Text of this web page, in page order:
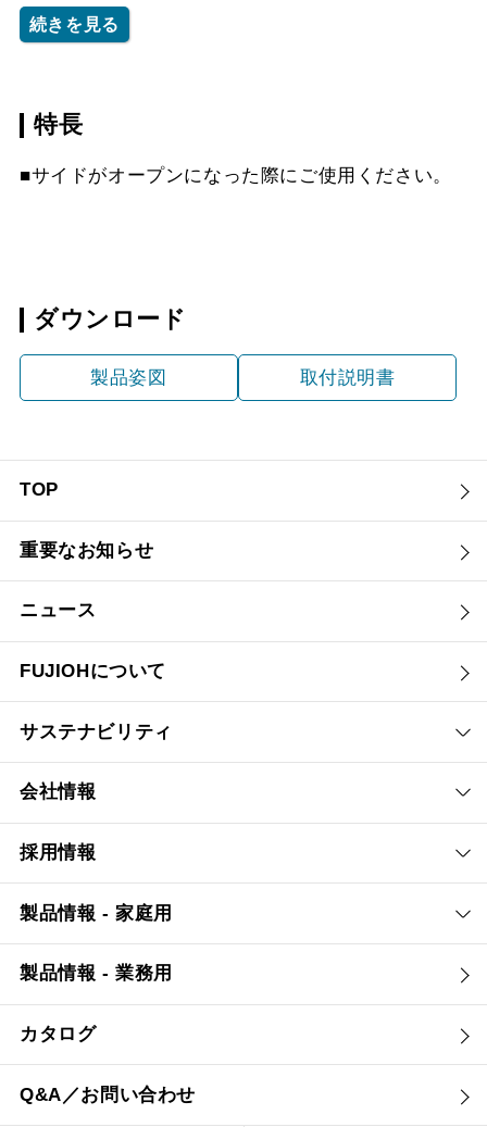
続きを見る
特長
■サイドがオープンになった際にご使用ください。
ダウンロード
製品姿図 取付説明書
TOP
重要なお知らせ
ニュース
FUJIOHについて
サステナビリティ
会社情報
採用情報
製品情報 - 家庭用
製品情報 - 業務用
カタログ
Q&A／お問い合わせ